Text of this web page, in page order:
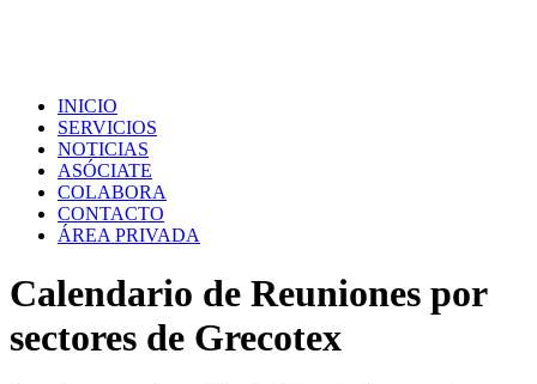
INICIO
SERVICIOS
NOTICIAS
ASÓCIATE
COLABORA
CONTACTO
ÁREA PRIVADA
Calendario de Reuniones por
sectores de Grecotex